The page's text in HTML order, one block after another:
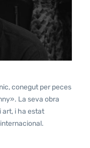
conegut per peces
La seva obra
art, i ha estat